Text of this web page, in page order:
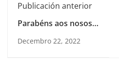
Publicación anterior
Parabéns aos nosos
Decembro 22, 2022